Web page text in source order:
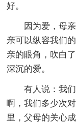
好。
因为爱，母
亲可以纵容我们
亲的眼角，吹白
深沉的爱。
有人说：我
啊，我们多少次
里，父母的关心